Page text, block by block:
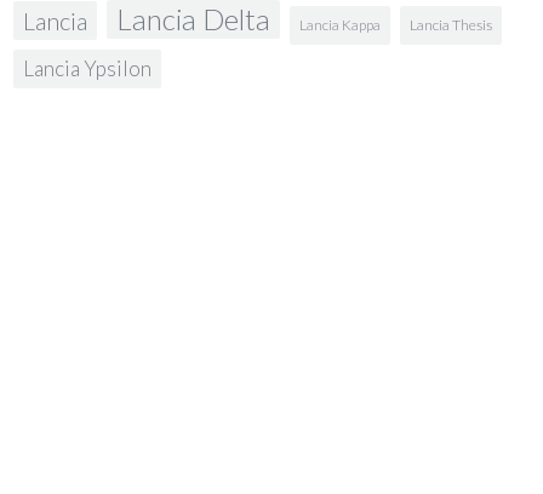
Lancia Lancia Delta Lancia Kappa Lancia Thesis
Lancia Ypsilon